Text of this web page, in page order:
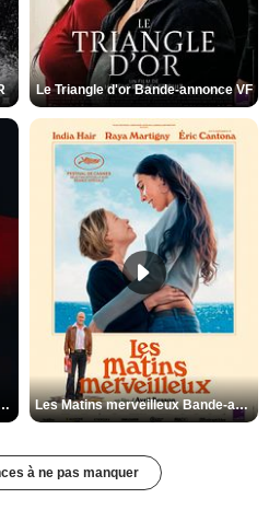
Le Triangle d'or Bande-annonce VF
Bande-annonce VO STFR Les Matins merveilleux Bande-annonce VF
à ne pas manquer